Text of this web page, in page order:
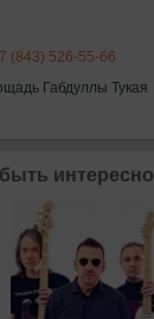
(843) 526-55-66
Габдуллы Тукая
интересно